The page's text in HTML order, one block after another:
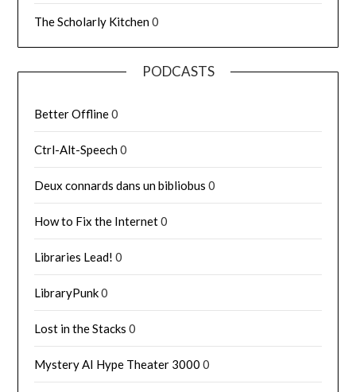
The Scholarly Kitchen0
PODCASTS
Better Offline0
Ctrl-Alt-Speech0
Deux connards dans un bibliobus 0
How to Fix the Internet0
Libraries Lead! 0
LibraryPunk0
Lost in the Stacks 0
Mystery AI Hype Theater 3000 0